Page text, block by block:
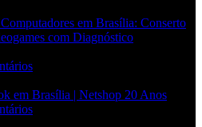
em Brasília: Conserto
com Diagnóstico
em Brasília | Netshop 20 Anos